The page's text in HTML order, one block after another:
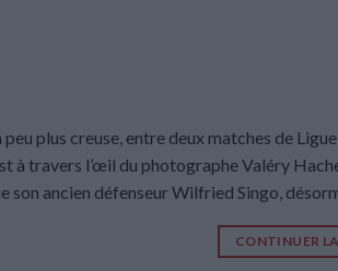
peu plus creuse, entre deux matches de
à travers l’œil du photographe Valéry
son ancien défenseur Wilfried Singo,
CONTINUER